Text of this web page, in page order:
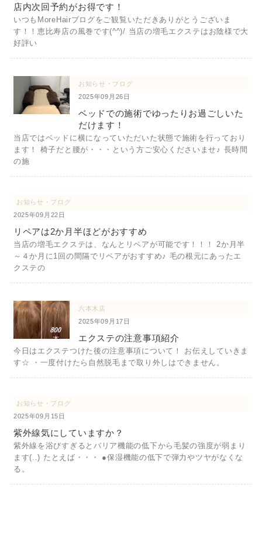
店内次回予約がお得です！
いつもMoreHairブログをご観覧いただきありがとうございま
す！！恵比寿店の風巻です(^^)/ 当店の増毛エクステはお陰様で大
好評い
お知らせ・ブログ
2025年09月26日
ベッドでの施術でゆったりお過ごしいた
だけます！
当店ではベッドに横になっていただいた状態で施術を行っており
ます！ 椅子だと腰が・・・という方ご安心くださいませ♪ 長時間
の施
お知らせ・ブログ
2025年09月22日
リペアは2か月半ほどがおすすめ
当店の増毛エクステは、なんとリペアが可能です！！！ 2か月半
～４か月に1回の間隔でリペアがおすすめ♪ 毛の根元にあったエ
クステの
六本木店
2025年09月17日
エクステの注意事項紹介
今日はエクステつけた後の注意事項について！ お伝えしていきま
す☆ ・一度付けたら自然脱毛まで取り外しはできません。
お知らせ・ブログ
2025年09月15日
紫外線気にしていますか？
紫外線を浴びすぎるとバリア機能の低下から毛髪の強度が弱まり
ます(..) たとえば・・・ ●保湿機能の低下で弾力やツヤがなくな
る。